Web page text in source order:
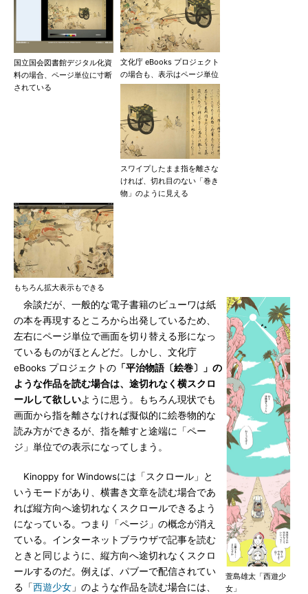
国立国会図書館デジタル化資
料の場合、ページ単位に寸断
されている
文化庁 eBooks プロジェクト
の場合も、表示はページ単位
スワイプしたまま指を離さな
ければ、切れ目のない「巻き
物」のように見える
もちろん拡大表示もできる
萱島雄太「西遊少
女」
余談だが、一般的な電子書籍のビューワは紙
の本を再現するところから出発しているため、
左右にページ単位で画面を切り替える形になっ
ているものがほとんどだ。しかし、文化庁
eBooks プロジェクトの 「平治物語〔絵巻〕」の
ような作品を読む場合は、途切れなく横スクロ
ールして欲しいように思う。もちろん現状でも
画面から指を離さなければ擬似的に絵巻物的な
読み方ができるが、指を離すと途端に「ペー
ジ」単位での表示になってしまう。
Kinoppy for Windowsには「スクロール」と
いうモードがあり、横書き文章を読む場合であ
れば縦方向へ途切れなくスクロールできるよう
になっている。つまり「ページ」の概念が消え
ている。インターネットブラウザで記事を読む
ときと同じように、縦方向へ途切れなくスクロ
ールするのだ。例えば、パブーで配信されてい
る「西遊少女 」のような作品を読む場合には、